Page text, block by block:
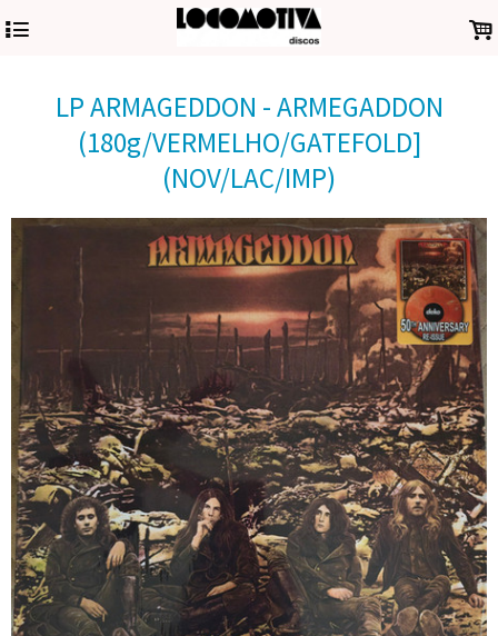
4 .
LP ARMAGEDDON - ARMEGADDON
(180g/VERMELHO/GATEFOLD]
(NOV/LAC/IMP)